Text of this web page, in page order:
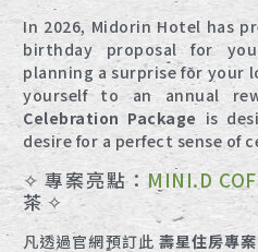
In 2026, Midorin Hotel has
birthday proposal for
planning a surprise for your
yourself to an annual
Celebration Package is
desire for a perfect sense of
✧ 專案亮點： MINI.D
茶 ✧
凡透過官網預訂此 壽星住房專案